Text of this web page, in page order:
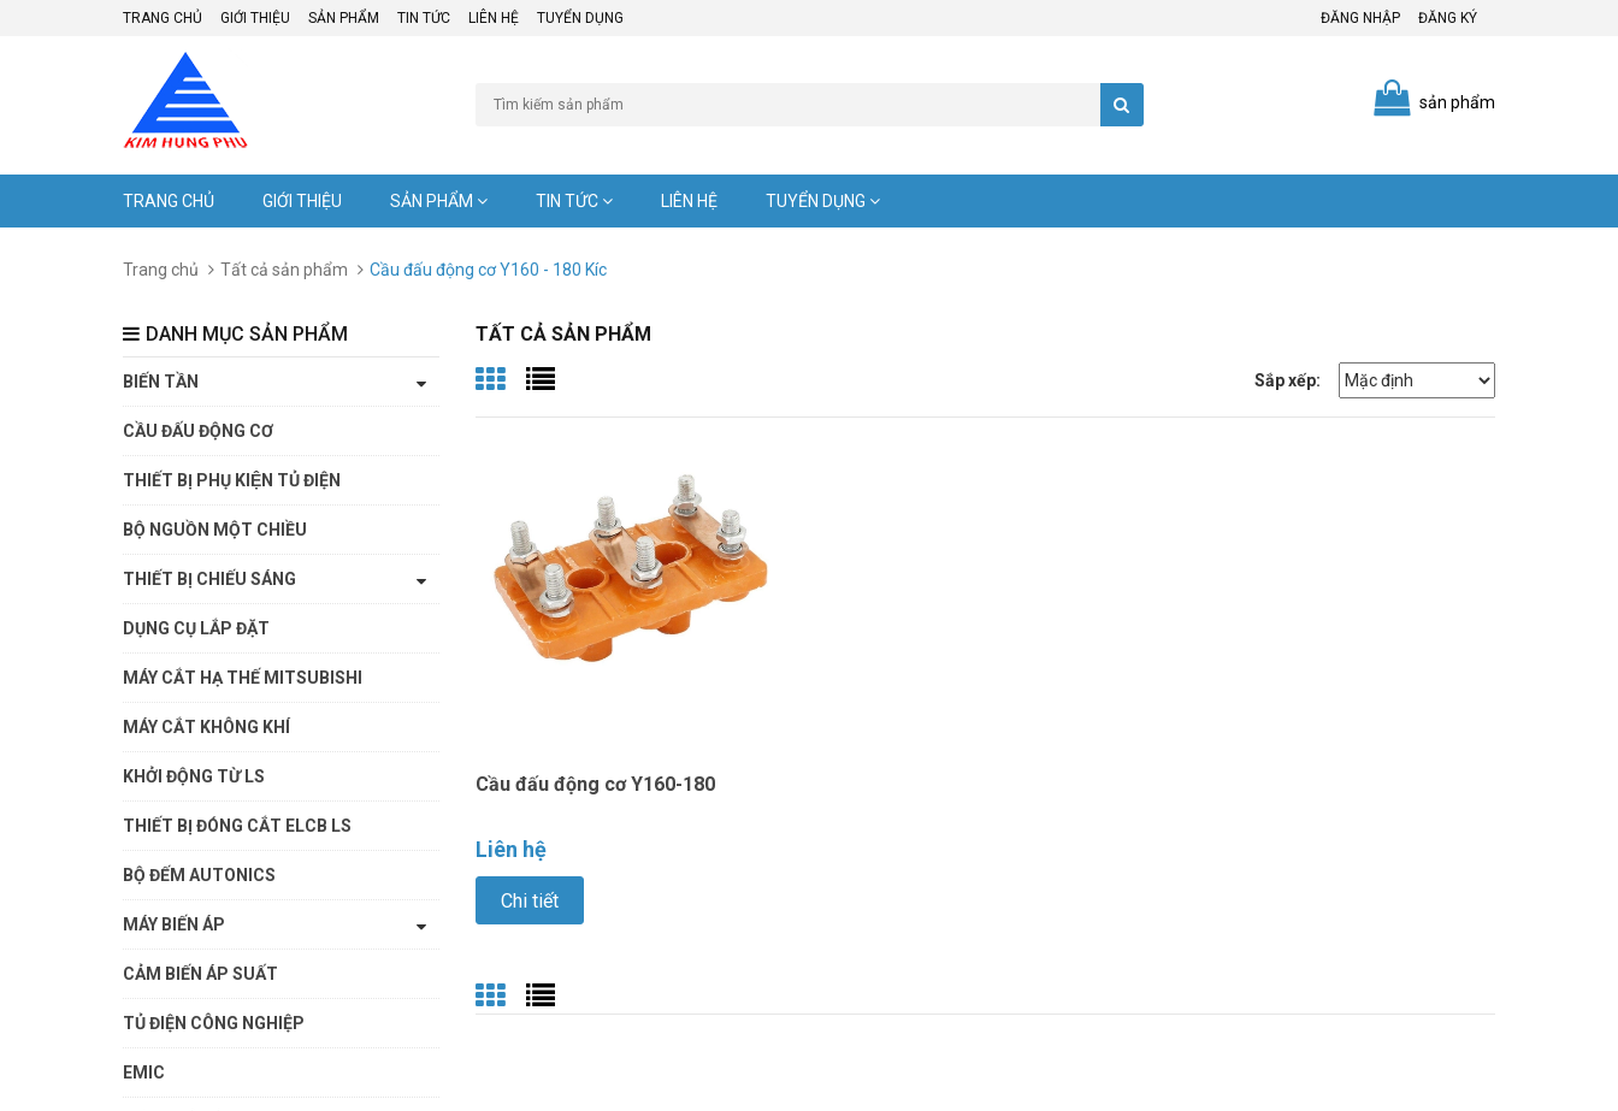
TRANG CHỦ GIỚI THIỆU SẢN PHẨM TIN TỨC LIÊN HỆ TUYỂN DỤNG ĐĂNG NHẬP ĐĂNG KÝ
sản phẩm
TRANG CHỦ GIỚI THIỆU SẢN PHẨM TIN TỨC LIÊN HỆ TUYỂN DỤNG
Trang chủ Tất cả sản phẩm Cầu đấu động cơ Y160 - 180 Kíc
TẤT CẢ SẢN PHẨM
Sắp xếp:
Cầu đấu động cơ Y160-180
Liên hệ
Chi tiết
DANH MỤC SẢN PHẨM
BIẾN TẦN
CẦU ĐẤU ĐỘNG CƠ
THIẾT BỊ PHỤ KIỆN TỦ ĐIỆN
BỘ NGUỒN MỘT CHIỀU
THIẾT BỊ CHIẾU SÁNG
DỤNG CỤ LẮP ĐẶT
MÁY CẮT HẠ THẾ MITSUBISHI
MÁY CẮT KHÔNG KHÍ
KHỞI ĐỘNG TỪ LS
THIẾT BỊ ĐÓNG CẮT ELCB LS
BỘ ĐẾM AUTONICS
MÁY BIẾN ÁP
CẢM BIẾN ÁP SUẤT
TỦ ĐIỆN CÔNG NGHIỆP
EMIC